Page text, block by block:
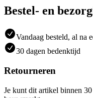
Bestel- en
Vandaag besteld, al na
30 dagen bedenktijd
Retourneren
Je kunt dit artikel binnen